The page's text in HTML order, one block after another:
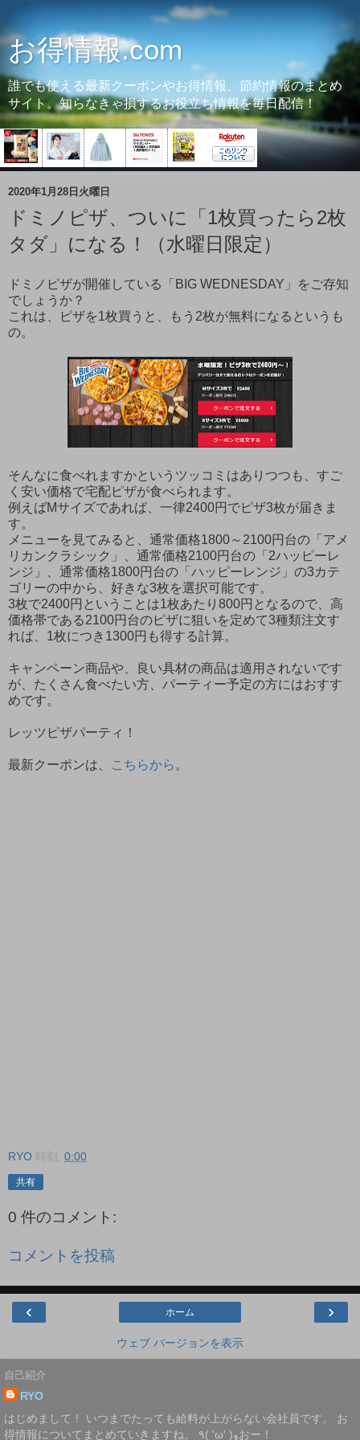
お得情報.com
誰でも使える最新クーポンやお得情報、節約情報のまとめ
サイト。知らなきゃ損するお役立ち情報を毎日配信！
2020年1月28日火曜日
ドミノピザ、ついに「1枚買ったら2枚
タダ」になる！（水曜日限定）
ドミノピザが開催している「BIG WEDNESDAY」をご存知
でしょうか？
これは、ピザを1枚買うと、もう2枚が無料になるというも
の。
そんなに食べれますかというツッコミはありつつも、すご
く安い価格で宅配ピザが食べられます。
例えばMサイズであれば、一律2400円でピザ3枚が届きま
す。
メニューを見てみると、通常価格1800～2100円台の「アメ
リカンクラシック」、通常価格2100円台の「2ハッピーレ
ンジ」、通常価格1800円台の「ハッピーレンジ」の3カテ
ゴリーの中から、好きな3枚を選択可能です。
3枚で2400円ということは1枚あたり800円となるので、高
価格帯である2100円台のピザに狙いを定めて3種類注文す
れば、1枚につき1300円も得する計算。
キャンペーン商品や、良い具材の商品は適用されないです
が、たくさん食べたい方、パーティー予定の方にはおすす
めです。
レッツピザパーティ！
最新クーポンは、 こちらから 。
RYO 時刻: 0:00
共有
0 件のコメント:
コメントを投稿
‹ ›
ホーム
ウェブ バージョンを表示
自己紹介
RYO
はじめまして！ いつまでたっても給料が上がらない会社員です。 お
得情報についてまとめていきますね。 ٩( 'ω' )وおー！